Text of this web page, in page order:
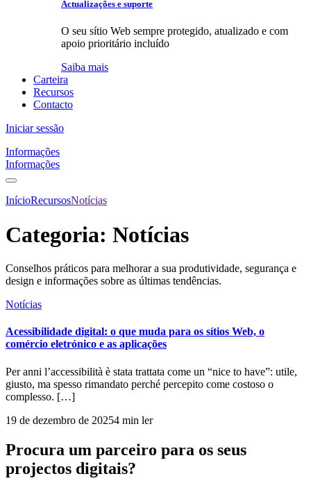
Actualizações e suporte
O seu sítio Web sempre protegido, atualizado e com
apoio prioritário incluído
Saiba mais
Carteira
Recursos
Contacto
Iniciar sessão
Informações
Informações
InícioRecursosNotícias
Categoria: Notícias
Conselhos práticos para melhorar a sua produtividade, segurança e
design e informações sobre as últimas tendências.
Notícias
Acessibilidade digital: o que muda para os sítios Web, o
comércio eletrónico e as aplicações
Per anni l’accessibilità è stata trattata come un “nice to have”: utile,
giusto, ma spesso rimandato perché percepito come costoso o
complesso. […]
19 de dezembro de 20254 min ler
Procura um parceiro para os seus
projectos digitais?